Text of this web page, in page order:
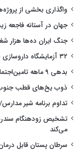
واگذاری بخشی از
جهان در آستانه
جنگ ایران ده‌ها هزار
۳۲ آزمایشگاه داروسازی به فضا می‌روند
بدهی ۹ ماهه تامین‌اجتماعی به مراکز دیالیز
ذوب یخ‌های قطب
تداوم برنامه شیر
تشخیص زودهنگام
می‌کند
سرطان پستان قابل